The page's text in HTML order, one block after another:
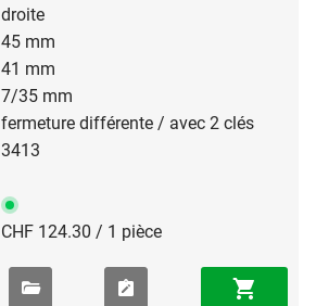
droite
45 mm
41 mm
7/35 mm
fermeture différente / avec 2 clés
3413
CHF 124.30 / 1 pièce